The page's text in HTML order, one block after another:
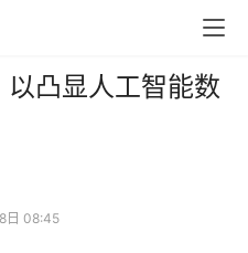
凸显人工智能数
日 08:45